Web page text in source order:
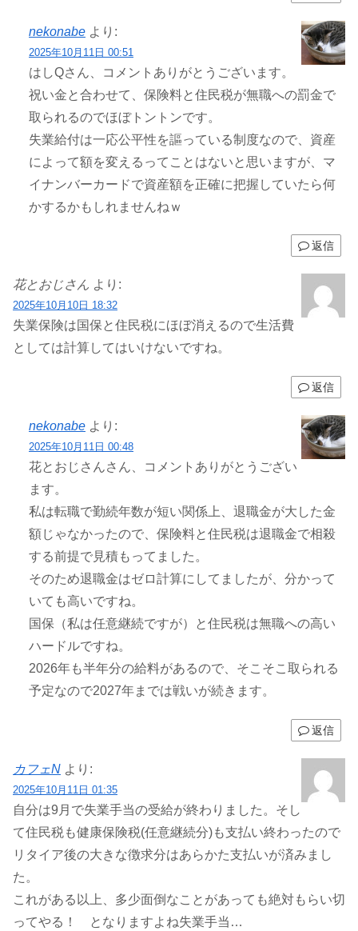
nekonabe より:
2025年10月11日 00:51
はしQさん、コメントありがとうございます。
祝い金と合わせて、保険料と住民税が無職への罰金で
取られるのでほぼトントンです。
失業給付は一応公平性を謳っている制度なので、資産
によって額を変えるってことはないと思いますが、マ
イナンバーカードで資産額を正確に把握していたら何
かするかもしれませんねｗ
返信
花とおじさん より:
2025年10月10日 18:32
失業保険は国保と住民税にほぼ消えるので生活費
としては計算してはいけないですね。
返信
nekonabe より:
2025年10月11日 00:48
花とおじさんさん、コメントありがとうござい
ます。
私は転職で勤続年数が短い関係上、退職金が大した金
額じゃなかったので、保険料と住民税は退職金で相殺
する前提で見積もってました。
そのため退職金はゼロ計算にしてましたが、分かって
いても高いですね。
国保（私は任意継続ですが）と住民税は無職への高い
ハードルですね。
2026年も半年分の給料があるので、そこそこ取られる
予定なので2027年までは戦いが続きます。
返信
カフェN より:
2025年10月11日 01:35
自分は9月で失業手当の受給が終わりました。そし
て住民税も健康保険税(任意継続分)も支払い終わったので
リタイア後の大きな徴求分はあらかた支払いが済みまし
た。
これがある以上、多少面倒なことがあっても絶対もらい切
ってやる！ となりますよね失業手当…